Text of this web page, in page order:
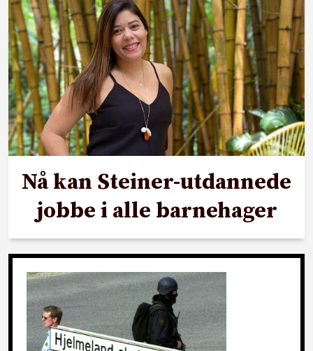
Nå kan Steiner-utdannede
jobbe i alle barnehager